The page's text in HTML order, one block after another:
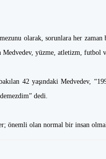
olarak, sorunlara her zaman
Medvedev, yüzme, atletizm,
42 yaşındaki Medvedev,
dedi.
önemli olan normal bir insan